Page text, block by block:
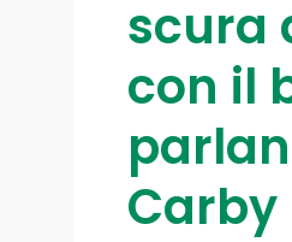
scura
con il
Carby